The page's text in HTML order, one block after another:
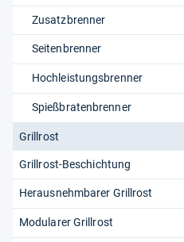
Zusatzbrenner
Seitenbrenner
Hochleistungsbrenner
Spießbratenbrenner
Grillrost
Grillrost-Beschichtung
Herausnehmbarer Grillrost
Modularer Grillrost